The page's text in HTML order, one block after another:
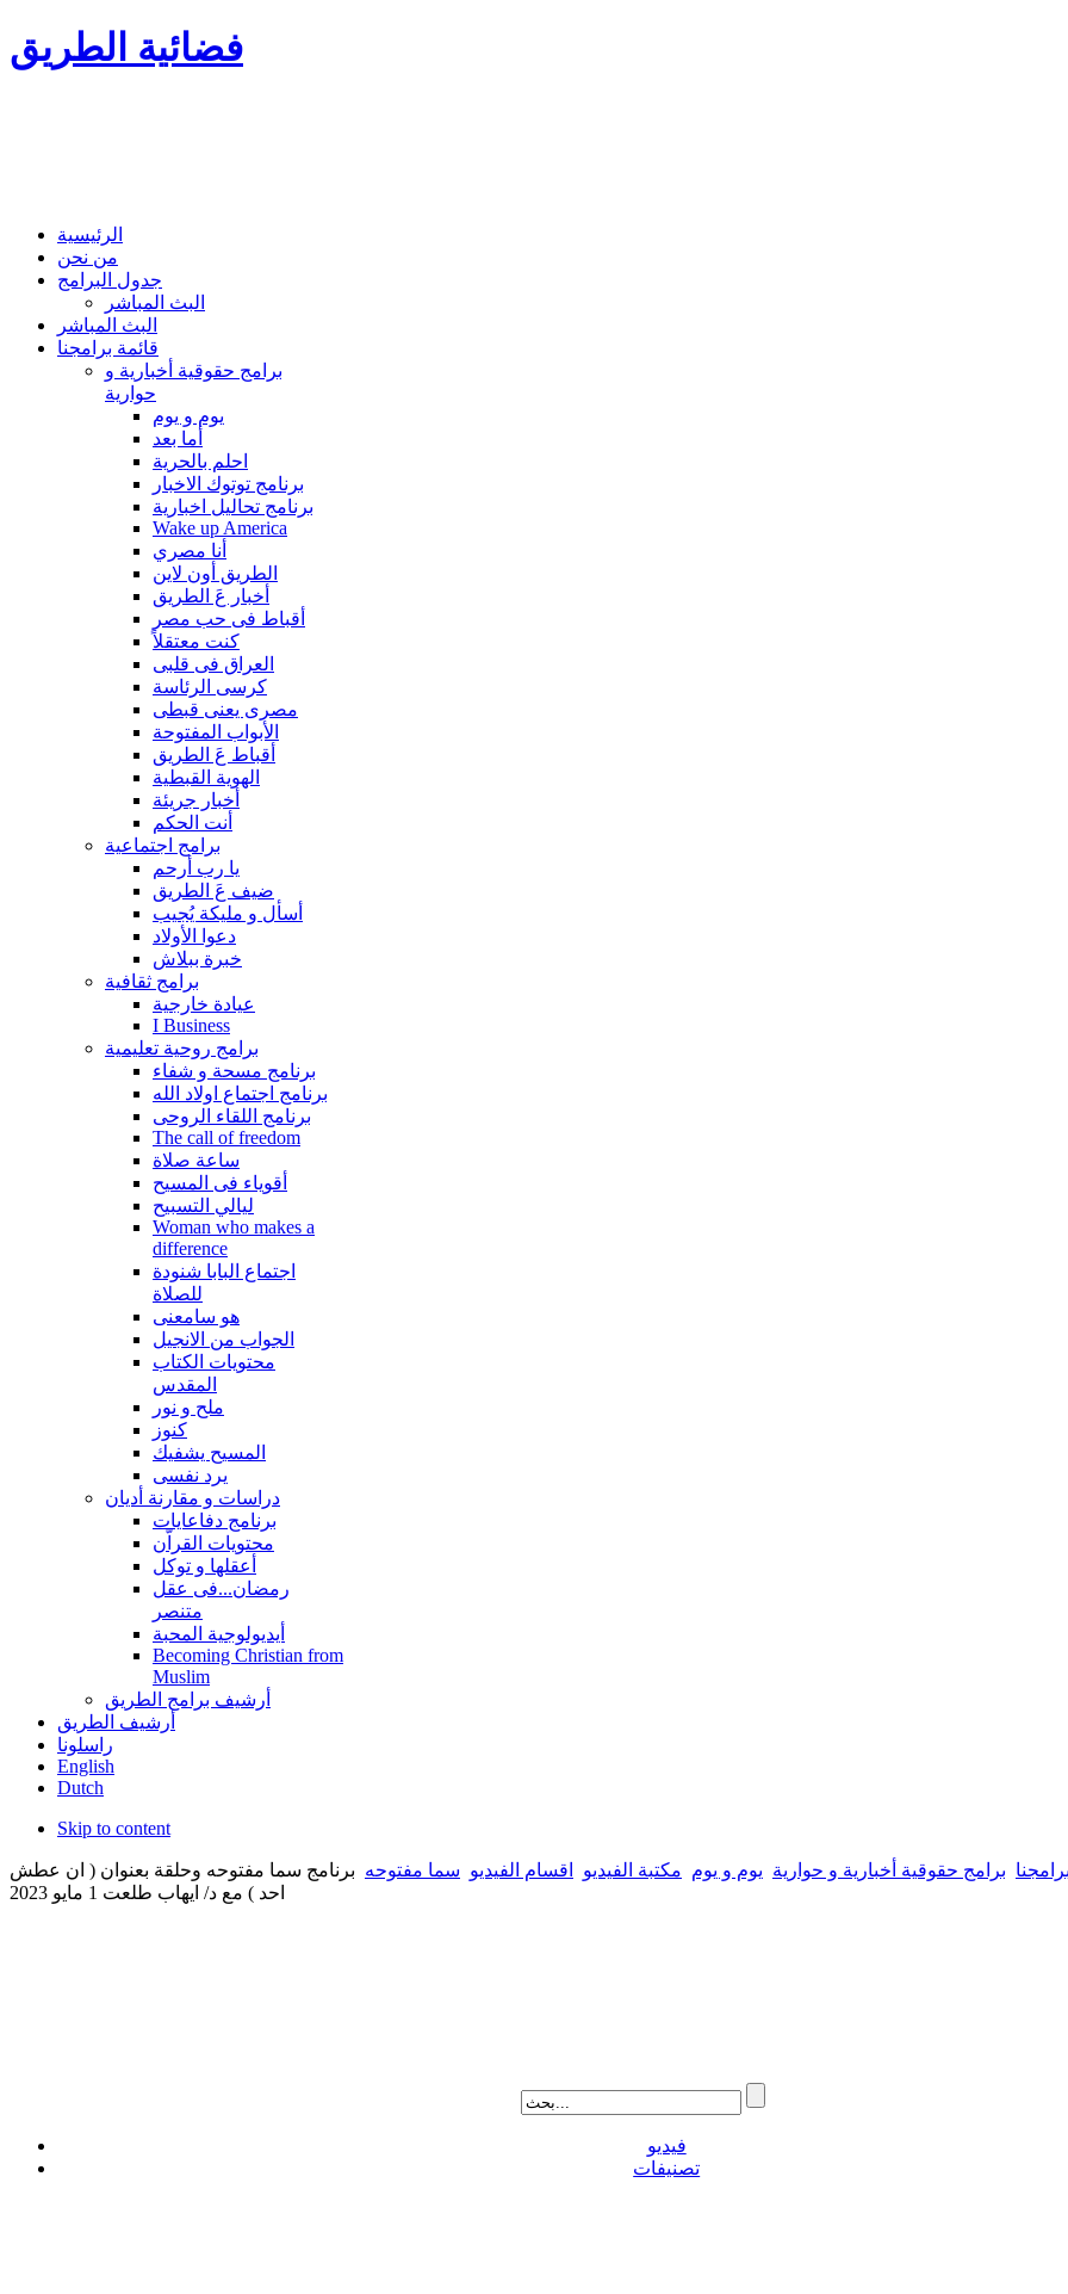
فضائية الطريق
الرئيسية
من نحن
جدول البرامج
البث المباشر
البث المباشر
قائمة برامجنا
برامج حقوقية أخبارية و
حوارية
يوم و يوم
أما بعد
احلم بالحرية
برنامج توتوك الاخبار
برنامج تحاليل اخبارية
Wake up America
أنا مصري
الطريق أون لاين
أخبار عَ الطريق
أقباط فى حب مصر
كنت معتقلاً
العراق فى قلبى
كرسى الرئاسة
مصرى يعنى قبطى
الأبواب المفتوحة
أقباط عَ الطريق
الهوية القبطية
أخبار جريئة
أنت الحكم
برامج اجتماعية
يا رب أرحم
ضيف عَ الطريق
أسأل و مليكة يُجيب
دعوا الأولاد
خبرة ببلاش
برامج ثقافية
عيادة خارجية
I Business
برامج روحية تعليمية
برنامج مسحة و شفاء
برنامج اجتماع اولاد الله
برنامج اللقاء الروحى
The call of freedom
ساعة صلاة
أقوياء فى المسيح
ليالي التسبيح
Woman who makes a
difference
اجتماع البابا شنودة
للصلاة
هو سامعنى
الجواب من الانجيل
محتويات الكتاب
المقدس
ملح و نور
كنوز
المسيح يشفيك
يرد نفسى
دراسات و مقارنة أديان
برنامج دفاعايات
محتويات القراّن
أعقلها و توكل
رمضان...فى عقل
متنصر
أيديولوجية المحبة
Becoming Christian from
Muslim
أرشيف برامج الطريق
أرشيف الطريق
راسلونا
English
Dutch
Skip to content
برامج حقوقية أخبارية و حوارية يوم و يوم مكتبة الفيديو اقسام الفيديو سما مفتوحه برنامج سما مفتوحه وحلقة بعنوان ( ان عطش
احد ) مع د/ ايهاب طلعت 1 مايو 2023
فيديو
تصنيفات